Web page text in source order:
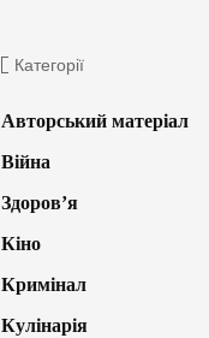
Категорії
Авторський матеріал
Війна
Здоров’я
Кіно
Кримінал
Кулінарія